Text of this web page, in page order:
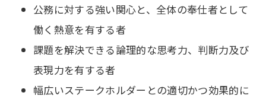
公務に対する強い関心と、全体の奉仕者として
働く熱意を有する者
課題を解決できる論理的な思考力、判断力及び
表現力を有する者
幅広いステークホルダーとの適切かつ効果的に